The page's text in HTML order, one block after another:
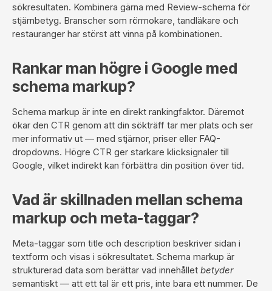
sökresultaten. Kombinera gärna med Review-schema för
stjärnbetyg. Branscher som rörmokare, tandläkare och
restauranger har störst att vinna på kombinationen.
Rankar man högre i Google med
schema markup?
Schema markup är inte en direkt rankingfaktor. Däremot
ökar den CTR genom att din sökträff tar mer plats och ser
mer informativ ut — med stjärnor, priser eller FAQ-
dropdowns. Högre CTR ger starkare klicksignaler till
Google, vilket indirekt kan förbättra din position över tid.
Vad är skillnaden mellan schema
markup och meta-taggar?
Meta-taggar som title och description beskriver sidan i
textform och visas i sökresultatet. Schema markup är
strukturerad data som berättar vad innehållet betyder
semantiskt — att ett tal är ett pris, inte bara ett nummer. De